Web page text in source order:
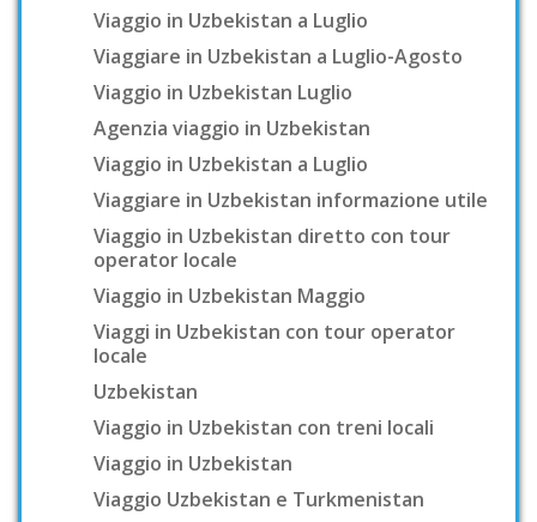
Viaggio in Uzbekistan a Luglio
Viaggiare in Uzbekistan a Luglio-Agosto
Viaggio in Uzbekistan Luglio
Agenzia viaggio in Uzbekistan
Viaggio in Uzbekistan a Luglio
Viaggiare in Uzbekistan informazione utile
Viaggio in Uzbekistan diretto con tour
operator locale
Viaggio in Uzbekistan Maggio
Viaggi in Uzbekistan con tour operator
locale
Uzbekistan
Viaggio in Uzbekistan con treni locali
Viaggio in Uzbekistan
Viaggio Uzbekistan e Turkmenistan